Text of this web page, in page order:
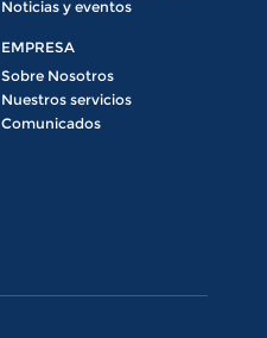
Noticias y eventos
EMPRESA
Sobre Nosotros
Nuestros servicios
Comunicados